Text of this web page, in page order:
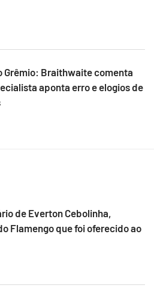
Grêmio: Braithwaite comenta
aponta erro e elogios de
de Everton Cebolinha,
Flamengo que foi oferecido ao